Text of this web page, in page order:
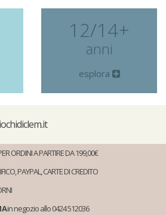
12/14+
anni
esplora
ORDINI A PARTIRE DA 199,00€
PAYPAL, CARTE DI CREDITO
in negozio allo 0424 512036